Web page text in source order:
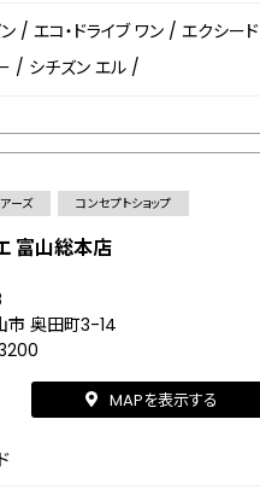
/ エコ・ドライブ ワン / エクシード
/ シチズン エル /
ーズ コンセプトショップ
富山総本店
市 奥田町3-14
MAPを表示する